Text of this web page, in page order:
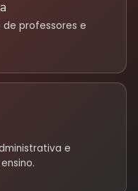
professores e
e